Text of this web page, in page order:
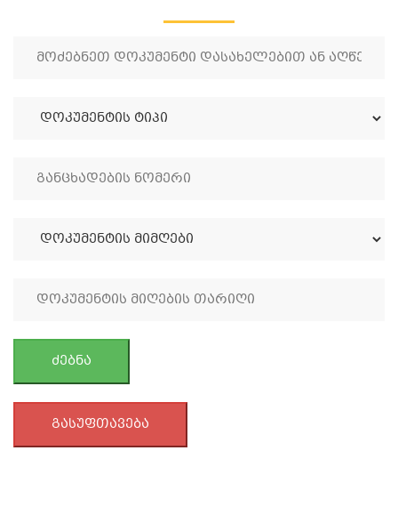
ძებნა
გასუფთავება